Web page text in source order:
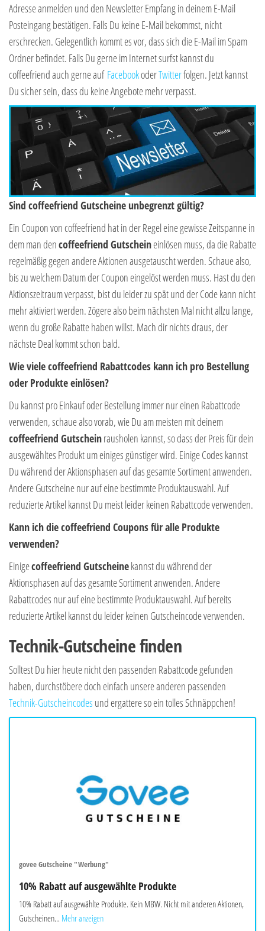
Adresse anmelden und den Newsletter Empfang in deinem E-Mail
Posteingang bestätigen. Falls Du keine E-Mail bekommst, nicht
erschrecken. Gelegentlich kommt es vor, dass sich die E-Mail im Spam
Ordner befindet. Falls Du gerne im Internet surfst kannst du
coffeefriend auch gerne auf FacebookoderTwitterfolgen. Jetzt kannst
Du sicher sein, dass du keine Angebote mehr verpasst.
Sind coffeefriend Gutscheine unbegrenzt gültig?
Ein Coupon von coffeefriend hat in der Regel eine gewisse Zeitspanne in
dem man dencoffeefriend Gutscheineinlösen muss, da die Rabatte
regelmäßig gegen andere Aktionen ausgetauscht werden. Schaue also,
bis zu welchem Datum der Coupon eingelöst werden muss. Hast du den
Aktionszeitraum verpasst, bist du leider zu spät und der Code kann nicht
mehr aktiviert werden. Zögere also beim nächsten Mal nicht allzu lange,
wenn du große Rabatte haben willst. Mach dir nichts draus, der
nächste Deal kommt schon bald.
Wie viele coffeefriend Rabattcodes kann ich pro Bestellung
oder Produkte einlösen?
Du kannst pro Einkauf oder Bestellung immer nur einen Rabattcode
verwenden, schaue also vorab, wie Du am meisten mit deinem
coffeefriend Gutscheinrausholen kannst, so dass der Preis für dein
ausgewähltes Produkt um einiges günstiger wird. Einige Codes kannst
Du während der Aktionsphasen auf das gesamte Sortiment anwenden.
Andere Gutscheine nur auf eine bestimmte Produktauswahl. Auf
reduzierte Artikel kannst Du meist leider keinen Rabattcode verwenden.
Kann ich die coffeefriend Coupons für alle Produkte
verwenden?
Einigecoffeefriend Gutscheinekannst du während der
Aktionsphasen auf das gesamte Sortiment anwenden. Andere
Rabattcodes nur auf eine bestimmte Produktauswahl. Auf bereits
reduzierte Artikel kannst du leider keinen Gutscheincode verwenden.
Technik-Gutscheine finden
Solltest Du hier heute nicht den passenden Rabattcode gefunden
haben, durchstöbere doch einfach unsere anderen passenden
Technik-Gutscheincodes und ergattere so ein tolles Schnäppchen!
govee Gutscheine "Werbung"
10% Rabatt auf ausgewählte Produkte
10% Rabatt auf ausgewählte Produkte. Kein MBW. Nicht mit anderen Aktionen,
Gutscheinen... Mehr anzeigen